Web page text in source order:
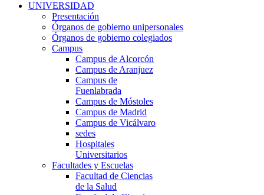
UNIVERSIDAD
Presentación
Órganos de gobierno unipersonales
Órganos de gobierno colegiados
Campus
Campus de Alcorcón
Campus de Aranjuez
Campus de
Fuenlabrada
Campus de Móstoles
Campus de Madrid
Campus de Vicálvaro
sedes
Hospitales
Universitarios
Facultades y Escuelas
Facultad de Ciencias
de la Salud